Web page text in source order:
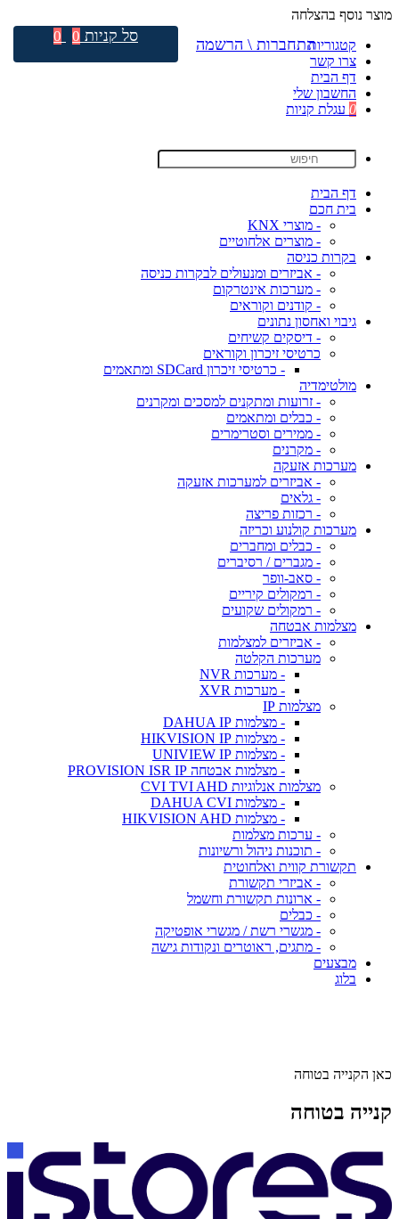
מוצר נוסף בהצלחה
קטגוריות
צרו קשר
דף הבית
החשבון שלי
0 עגלת קניות
דף הבית
בית חכם
- מוצרי KNX
- מוצרים אלחוטיים
בקרות כניסה
- אביזרים ומנעולים לבקרות כניסה
- מערכות אינטרקום
- קודנים וקוראים
גיבוי ואחסון נתונים
- דיסקים קשיחים
כרטיסי זיכרון וקוראים
- כרטיסי זיכרון SDCard ומתאמים
מולטימדיה
- זרועות ומתקנים למסכים ומקרנים
- כבלים ומתאמים
- ממירים וסטרימרים
- מקרנים
מערכות אזעקה
- אביזרים למערכות אזעקה
- גלאים
- רכזות פריצה
מערכות קולנוע וכריזה
- כבלים ומחברים
- מגברים / רסיברים
- סאב-וופר
- רמקולים קיריים
- רמקולים שקועים
מצלמות אבטחה
- אביזרים למצלמות
מערכות הקלטה
- מערכות NVR
- מערכות XVR
מצלמות IP
- מצלמות DAHUA IP
- מצלמות HIKVISION IP
- מצלמות UNIVIEW IP
- מצלמות אבטחה PROVISION ISR IP
מצלמות אנלוגיות CVI TVI AHD
- מצלמות DAHUA CVI
- מצלמות HIKVISION AHD
- ערכות מצלמות
- תוכנות ניהול ורשיונות
תקשורת קווית ואלחוטית
- אביזרי תקשורת
- ארונות תקשורת וחשמל
- כבלים
- מגשרי רשת / מגשרי אופטיקה
- מתגים, ראוטרים ונקודות גישה
מבצעים
בלוג
כאן הקנייה בטוחה
קנייה בטוחה
התחברות \ הרשמה סל קניות 0
0